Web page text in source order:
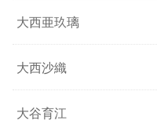
大西亜玖璃
大西沙織
大谷育江